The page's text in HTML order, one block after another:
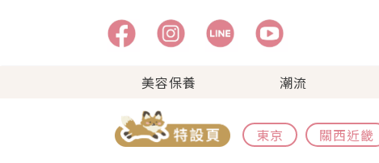
美容保養 潮流
東京 關西近畿